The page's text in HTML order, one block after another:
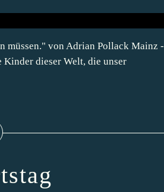
müssen." von Adrian Pollack Mainz -
dieser Welt, die unser